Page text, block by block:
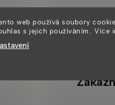
web používá soubory
s jejich používáním.. Více